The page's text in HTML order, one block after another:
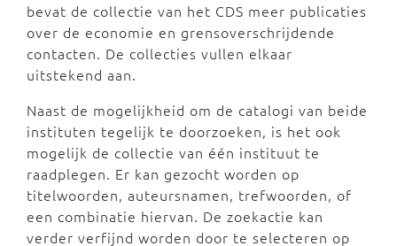
bevat de collectie van het CDS meer publicaties
over de economie en grensoverschrijdende
contacten. De collecties vullen elkaar
uitstekend aan.
Naast de mogelijkheid om de catalogi van beide
instituten tegelijk te doorzoeken, is het ook
mogelijk de collectie van één instituut te
raadplegen. Er kan gezocht worden op
titelwoorden, auteursnamen, trefwoorden, of
een combinatie hiervan. De zoekactie kan
verder verfijnd worden door te selecteren op